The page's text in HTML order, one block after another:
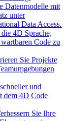
Datenmodelle mit
unter
Data Access.
4D Sprache,
Code zu
Sie Projekte
und
dem 4D Code
Sie Ihre